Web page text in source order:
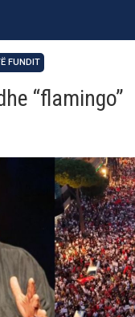
FUNDIT
“flamingo”